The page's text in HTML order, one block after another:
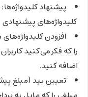
پیشنهاد کلیدواژه‌ها:
کلیدواژه‌های
افزودن
را که فکر می‌کنید
اضافه کنید.
تعیین بید (مبلغ